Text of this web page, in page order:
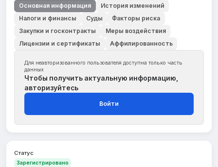
Основная информация
История изменений
Налоги и финансы
Суды
Факторы риска
Закупки и госконтракты
Меры воздействия
Лицензии и сертификаты
Аффилированность
Для неавторизованного пользователя доступна только часть
данных
Чтобы получить актуальную информацию,
авторизуйтесь
Войти
Статус
Зарегистрировано